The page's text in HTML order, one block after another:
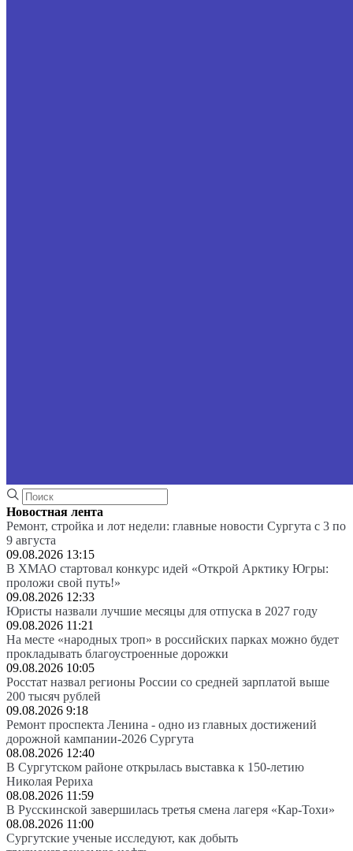
Новостная лента
Ремонт, стройка и лот недели: главные новости Сургута с 3 по
9 августа
09.08.2026 13:15
В ХМАО стартовал конкурс идей «Открой Арктику Югры:
проложи свой путь!»
09.08.2026 12:33
Юристы назвали лучшие месяцы для отпуска в 2027 году
09.08.2026 11:21
На месте «народных троп» в российских парках можно будет
прокладывать благоустроенные дорожки
09.08.2026 10:05
Росстат назвал регионы России со средней зарплатой выше
200 тысяч рублей
09.08.2026 9:18
Ремонт проспекта Ленина - одно из главных достижений
дорожной кампании-2026 Сургута
08.08.2026 12:40
В Сургутском районе открылась выставка к 150-летию
Николая Рериха
08.08.2026 11:59
В Русскинской завершилась третья смена лагеря «Кар-Тохи»
08.08.2026 11:00
Сургутские ученые исследуют, как добыть